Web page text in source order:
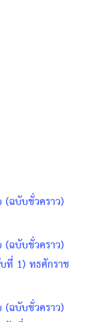
(ฉบับชั่วคราว)
(ฉบับชั่วคราว)
ที่ 1) ทธศักราช
(ฉบับชั่วคราว)